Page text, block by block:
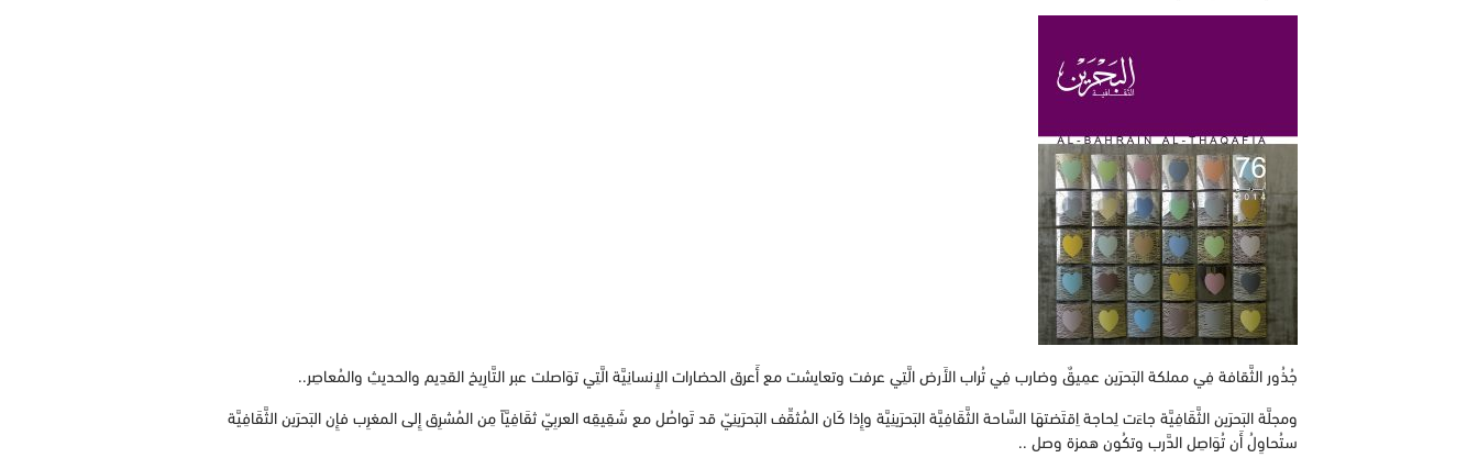
جُذُور الثَّقافة فِي مملكة البَحرَين عمِيقٌ وضارب فِي تُراب الأَرض الَّتِي عرفت وتعايشت مع أَعرق الحضارات الإِنسانِيَّة الَّتِي توَاصلت عبر التَّارِيخ القدِيم والحديثِ والمُعاصِر..
ومجلَّة البَحرَين الثَّقَافِيَّة جاءَت لِحاجة اِقتَضتهَا السَّاحة الثَّقَافِيَّة البَحرَينِيَّة وإِذا كَان المُثقِّف البَحرَينِيّ قد تَواصُل مع شَقِيقِه العربِيّ ثقَافِيَّاً مِن المُشرِق إِلى المغرِب فإِن البَحرَين الثَّقَافِيَّة
ستُحاوِلُ أَن تُوَاصِل الدَّرب وتكُون همزة وصل ..